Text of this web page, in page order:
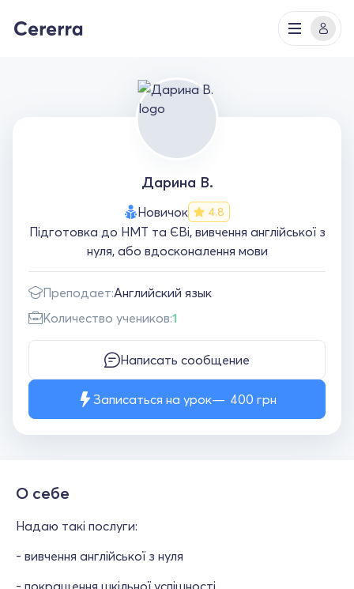
Дарина В.
Новичок 4.8
Підготовка до НМТ та ЄВі, вивчення англійської з
нуля, або вдосконалення мови
Преподает:Английский язык
Количество учеников:1
Написать сообщение
Записаться на урок 400 грн
О себе
Надаю такі послуги:
- вивчення англійської з нуля
- покращення шкільної успішності